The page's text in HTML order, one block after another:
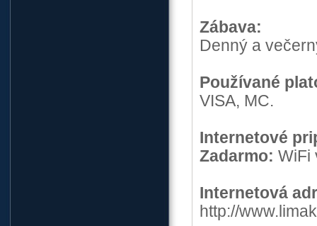
Zábava:
Denný a
Používané
VISA, MC.
Internetové
Zadarmo: WiFi
Internetová
http://